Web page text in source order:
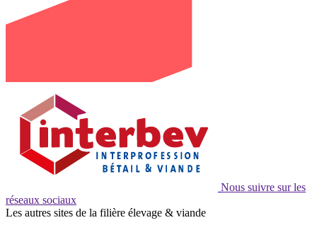
Nous suivre sur les
réseaux sociaux
Les autres sites de la filière élevage & viande